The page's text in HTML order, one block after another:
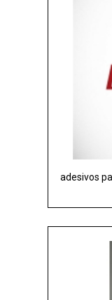
adesivos